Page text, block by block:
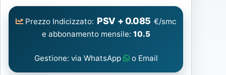
Prezzo Indicizzato: PSV + 0.085 €/smc
e abbonamento mensile: 10.5
Gestione: via WhatsApp o Email